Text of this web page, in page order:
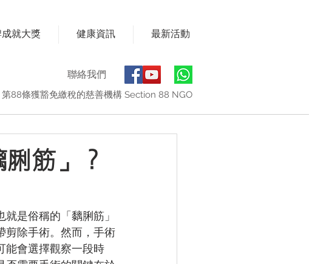
就大獎 健康資訊 最新活動
聯絡我們
第88條獲豁免繳稅的慈善機構 Section 88 NGO
筋」？
是俗稱的「黐脷筋」
剪除手術。然而，手術
能會選擇觀察一段時